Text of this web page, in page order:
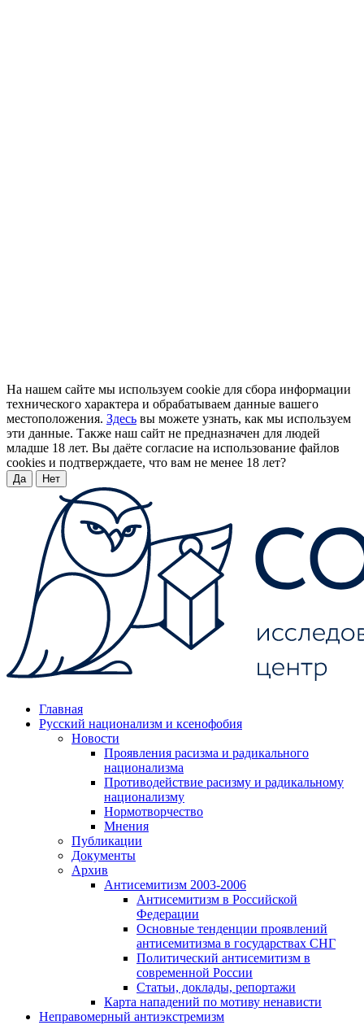
На нашем сайте мы используем cookie для сбора информации
технического характера и обрабатываем данные вашего
местоположения. Здесь вы можете узнать, как мы используем
эти данные. Также наш сайт не предназначен для людей
младше 18 лет. Вы даёте согласие на использование файлов
cookies и подтверждаете, что вам не менее 18 лет?
Да Нет
Главная
Русский национализм и ксенофобия
Новости
Проявления расизма и радикального
национализма
Противодействие расизму и радикальному
национализму
Нормотворчество
Мнения
Публикации
Документы
Архив
Антисемитизм 2003-2006
Антисемитизм в Российской
Федерации
Основные тенденции проявлений
антисемитизма в государствах СНГ
Политический антисемитизм в
современной России
Статьи, доклады, репортажи
Карта нападений по мотиву ненависти
Неправомерный антиэкстремизм